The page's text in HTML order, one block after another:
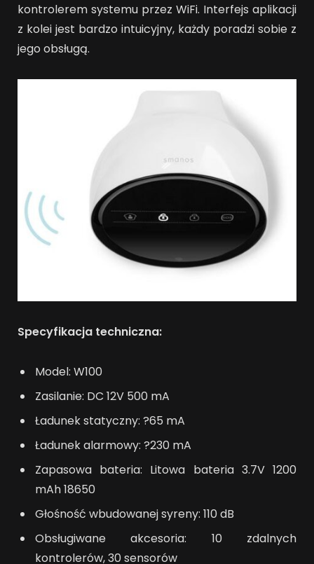
kontrolerem systemu przez WiFi. Interfejs aplikacji
z kolei jest bardzo intuicyjny, każdy poradzi sobie z
jego obsługą.
Specyfikacja techniczna:
Model: W100
Zasilanie: DC 12V 500 mA
Ładunek statyczny: ?65 mA
Ładunek alarmowy: ?230 mA
Zapasowa bateria: Litowa bateria 3.7V 1200
mAh 18650
Głośność wbudowanej syreny: 110 dB
Obsługiwane akcesoria: 10 zdalnych
kontrolerów, 30 sensorów